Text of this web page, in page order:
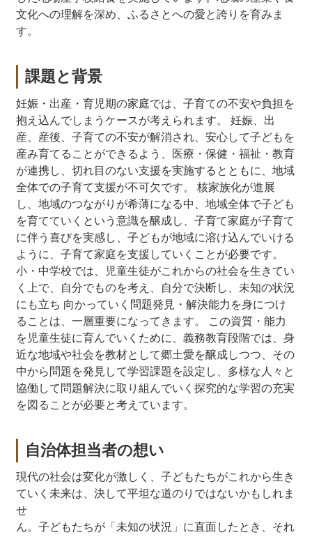
文化への理解を深め、ふるさとへの愛と誇りを育みま
す。
課題と背景
妊娠・出産・育児期の家庭では、子育ての不安や負担を
抱え込んでしまうケースが考えられます。 妊娠、出
産、産後、子育ての不安が解消され、安心して子どもを
産み育てることができるよう、医療・保健・福祉・教育
が連携し、切れ目のない支援を実施するとともに、地域
全体での子育て支援が不可欠です。 核家族化が進展
し、地域のつながりが希薄になる中、地域全体で子ども
を育てていくという意識を醸成し、子育て家庭が子育て
に伴う喜びを実感し、子どもが地域に溶け込んでいける
ように、子育て家庭を支援していくことが必要です。
小・中学校では、児童生徒がこれからの社会を生きてい
く上で、自分でものを考え、自分で決断し、未知の状況
にも立ち 向かっていく問題発見・解決能力を身につけ
ることは、一層重要になってきます。 この資質・能力
を児童生徒に育んでいくために、義務教育段階では、身
近な地域や社会を教材として郷土愛を醸成しつつ、その
中から問題を発見して学習課題を設定し、多様な人々と
協働して問題解決に取り組んでいく探究的な学習の充実
を図ることが必要と考えています。
自治体担当者の想い
現代の社会は変化が激しく、子どもたちがこれから生き
ていく未来は、決して平坦な道のりではないかもしれま
せ
ん。子どもたちが「未知の状況」に直面したとき、それ